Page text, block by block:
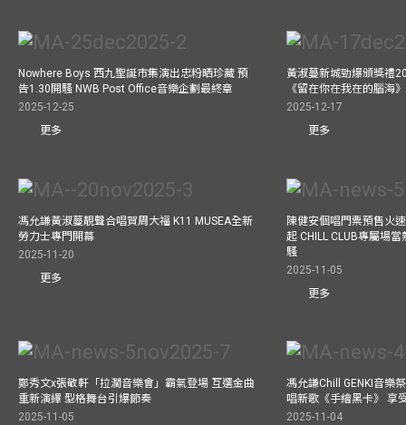
Nowhere Boys 西九聖誕市集演出忠粉晒珍藏 預
告1.30開騷 NWB Post Office音樂企劃最終章
2025-12-25
更多
黃淑蔓新城勁爆頒獎禮
《留在你在我在的腦海
2025-12-17
更多
馮允謙黃淑蔓靚聲合唱賀周大福 K11 MUSEA全新
勞力士專門開幕
2025-11-20
更多
陳健安個唱門票預售火
起 CHILL CLUB專屬場
騷
2025-11-05
更多
鄭秀文x張敬軒「拉濶音樂會」霸氣登場 互選金曲
重新演繹 型格舞台引爆節奏
2025-11-05
馮允謙Chill GENKI音樂
唱新歌《手繪黑卡》 享
2025-11-04